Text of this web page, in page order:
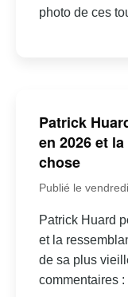
photo de ces
Patrick
en 2026 et
chose
Publié le
Patrick Huard
et la
de sa plus
commentaires :